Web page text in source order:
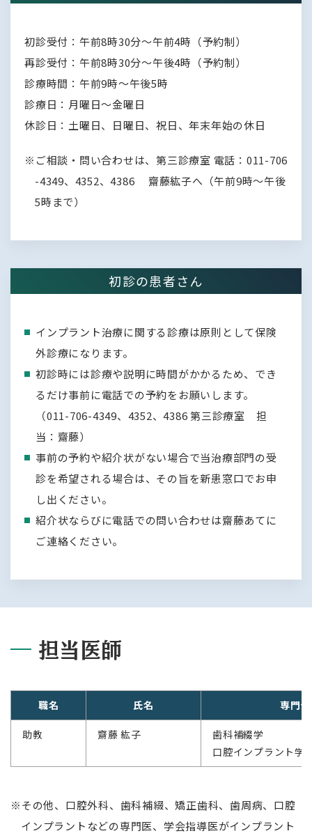
初診受付：午前8時30分～午前4時（予約制）
再診受付：午前8時30分～午後4時（予約制）
診療時間：午前9時～午後5時
診療日：月曜日～金曜日
休診日：土曜日、日曜日、祝日、年末年始の休日
ご相談・問い合わせは、第三診療室 電話：011-706
-4349、4352、4386 齋藤紘子へ（午前9時～午後
5時まで）
初診の患者さん
インプラント治療に関する診療は原則として保険
外診療になります。
初診時には診療や説明に時間がかかるため、でき
るだけ事前に電話での予約をお願いします。
（011-706-4349、4352、4386 第三診療室 担
当：齋藤）
事前の予約や紹介状がない場合で当治療部門の受
診を希望される場合は、その旨を新患窓口でお申
し出ください。
紹介状ならびに電話での問い合わせは齋藤あてに
ご連絡ください。
担当医師
職名 氏名 専門
助教 齋藤 紘子
歯科補綴学
口腔インプラント学
その他、口腔外科、歯科補綴、矯正歯科、歯周病、口腔
インプラントなどの専門医、学会指導医がインプラント